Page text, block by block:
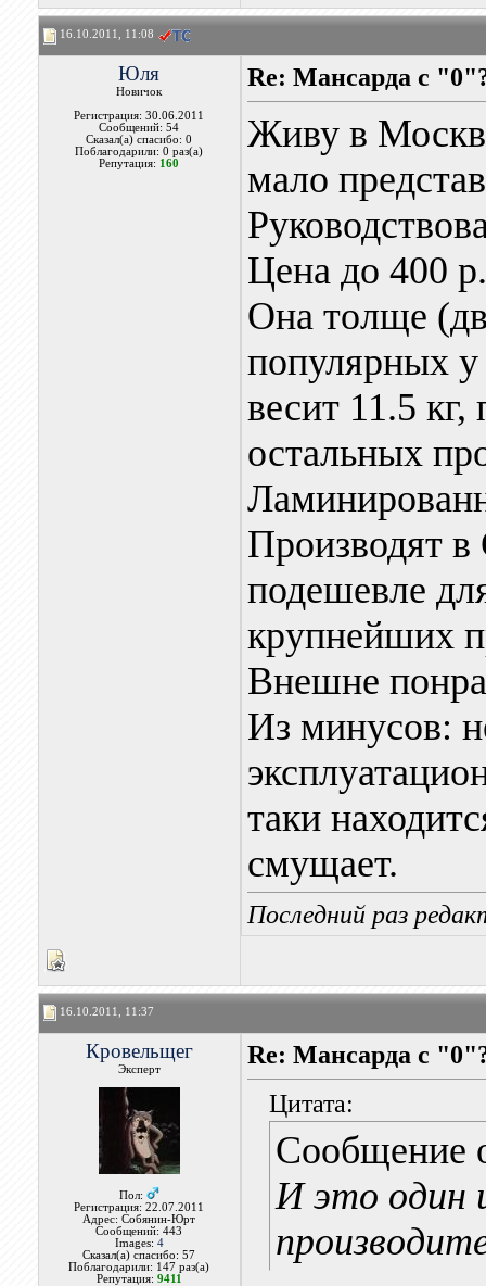
16.10.2011, 11:08
Юля
Новичок
Регистрация: 30.06.2011
Сообщений: 54
Сказал(а) спасибо: 0
Поблагодарили: 0 раз(а)
Репутация: 160
Re: Мансарда с
Живу в
мало
Цена до 400
Она толще
популярных у
весит 11.5
остальных
Производят
подешевле
крупнейших
Внешне
Из минусов:
таки
смущает.
Последний раз
16.10.2011, 11:37
Кровельщег
Эксперт
Пол:
Регистрация: 22.07.2011
Адрес: Собянин-Юрт
Сообщений: 443
Images: 4
Сказал(а) спасибо: 57
Поблагодарили: 147 раз(а)
Репутация: 9411
Re: Мансарда с
Цитата:
Сообщение
И это один